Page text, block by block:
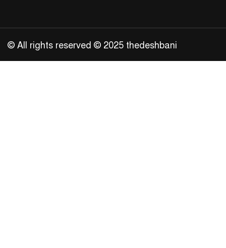
© All rights reserved © 2025 thedeshbani